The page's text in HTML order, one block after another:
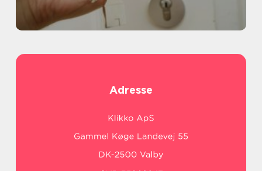
Adresse